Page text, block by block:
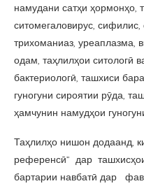
намудани сатҳи ҳормонҳо,
ситомегаловирус, сифилис,
трихоманиаз, уреаплазма,
одам, таҳлилҳои ситологӣ
бактериологӣ, ташхиси
гуногуни сироятии рӯда,
ҳамчунин намудҳои
Таҳлилҳо нишон додаанд,
референсӣ” дар
бартарии навбатӣ дар